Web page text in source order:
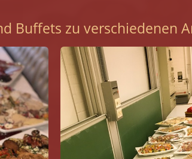
Buffets zu verschiedenen